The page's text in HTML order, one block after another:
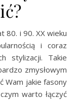
i coraz
stylizacji. Takie
zmysłowym
Wam jakie fasony
warto łączyć